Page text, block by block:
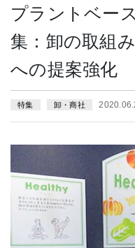
プラントベー
集：卸の取組
への提案強化
特集 卸・商社